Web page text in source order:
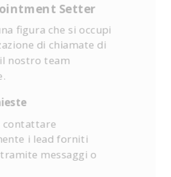
Setter
figura che si occupi
di chiamate di
nostro team
contattare
i lead forniti
messaggi o